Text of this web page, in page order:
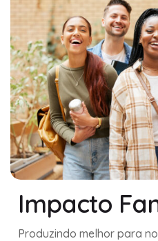
Impacto
Produzindo melhor para